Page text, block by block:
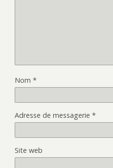
Nom *
Adresse de messagerie *
Site web